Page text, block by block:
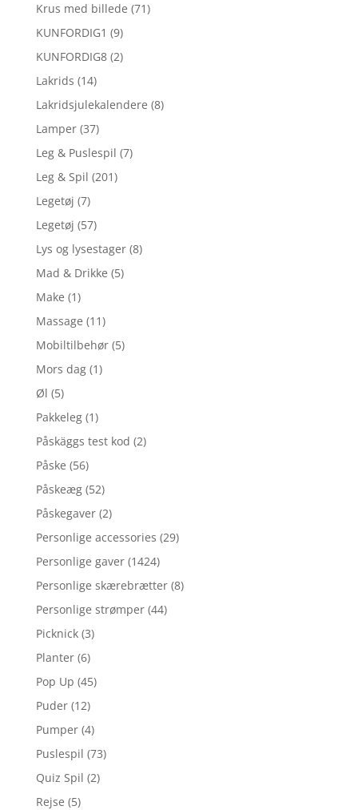
Krus med billede (71)
KUNFORDIG1 (9)
KUNFORDIG8 (2)
Lakrids (14)
Lakridsjulekalendere (8)
Lamper (37)
Leg & Puslespil (7)
Leg & Spil (201)
Legetøj (7)
Legetøj (57)
Lys og lysestager (8)
Mad & Drikke (5)
Make (1)
Massage (11)
Mobiltilbehør (5)
Mors dag (1)
Øl (5)
Pakkeleg (1)
Påskäggs test kod (2)
Påske (56)
Påskeæg (52)
Påskegaver (2)
Personlige accessories (29)
Personlige gaver (1424)
Personlige skærebrætter (8)
Personlige strømper (44)
Picknick (3)
Planter (6)
Pop Up (45)
Puder (12)
Pumper (4)
Puslespil (73)
Quiz Spil (2)
Rejse (5)